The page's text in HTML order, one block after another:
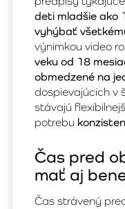
deti mladšie ako
vyhýbať
výnimkou video
veku od 18
obmedzené na
dospievajúcich v
stávajú
potrebu
Čas pred
mať aj
Čas strávený